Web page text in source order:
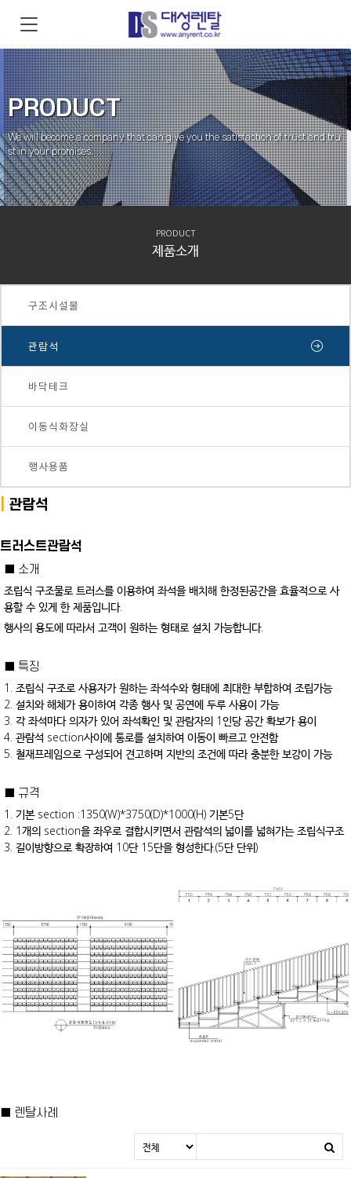
PRODUCT
We will become a company that can give you the satisfaction of trust and tru
st in your promises.
PRODUCT
제품소개
구조시설물
관람석
바닥테크
이동식화장실
행사용품
관람석
트러스트관람석
■ 소개
조립식 구조물로 트러스를 이용하여 좌석을 배치해 한정된공간을 효율적으로 사
용할 수 있게 한 제품입니다.
행사의 용도에 따라서 고객이 원하는 형태로 설치 가능합니다.
■ 특징
1. 조립식 구조로 사용자가 원하는 좌석수와 형태에 최대한 부합하여 조립가능
2. 설치와 해체가 용이하여 각종 행사 및 공연에 두루 사용이 가능
3. 각 좌석마다 의자가 있어 좌석확인 및 관람자의 1인당 공간 확보가 용이
4. 관람석 section사이에 통로를 설치하여 이동이 빠르고 안전함
5. 철재프레임으로 구성되어 견고하며 지반의 조건에 따라 충분한 보강이 가능
■ 규격
1. 기본 section :1350(W)*3750(D)*1000(H) 기본5단
2. 1개의 section을 좌우로 결합시키면서 관람석의 넓이를 넓혀가는 조립식구조
3. 길이방향으로 확장하여 10단 15단을 형성한다.(5단 단위)
■ 렌탈사례